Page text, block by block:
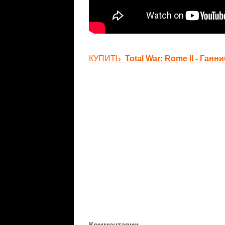
КУПИТЬ Total War: Rome II -